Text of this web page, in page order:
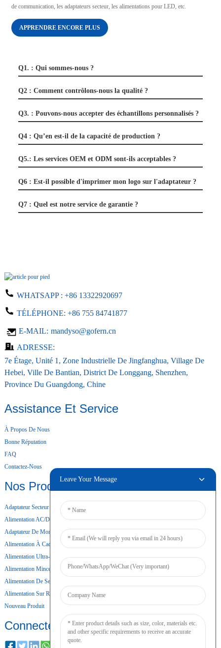
de communication, les adaptateurs secteur, les alimentations pour LED, etc.
APPRENDRE ENCORE PLUS
Q1. : Qui sommes-nous ?
Q2 : Comment contrôlons-nous la qualité ?
Q3. : Pouvons-nous accepter des échantillons personnalisés ?
Q4 : Qu’en est-il de la capacité de production ?
Q5.: Les services OEM et ODM sont-ils acceptables ?
Q6 : Est-il possible d'imprimer mon logo sur l'adaptateur ?
Q7 : Quel est notre service de garantie ?
WHATSAPP : +86 13322920697
TÉLÉPHONE: +86 755 84741877
E-MAIL: mandyso@gofern.cn
ADRESSE:
7e Étage, Unité 1, Zone Industrielle De Jingfanghua, Village De
Hebei, Ville De Bantian, District De Longgang, Shenzhen,
Province Du Guangdong, Chine
Assistance Et Service
À Propos De Nous
Bonne Réputation
FAQ
Contactez-Nous
Nos Produits
Adaptateur Secteur De Bureau
Alimentation AC/DC
Adaptateur De Montage Mural
Alimentation À Cadre Ouvert
Alimentation Ultra-Mince
Alimentation Mince
Alimentation De Secours Par Batterie
Alimentation Sur Rail DIN
Nouveau Produit
Connecter
Leave Your Message